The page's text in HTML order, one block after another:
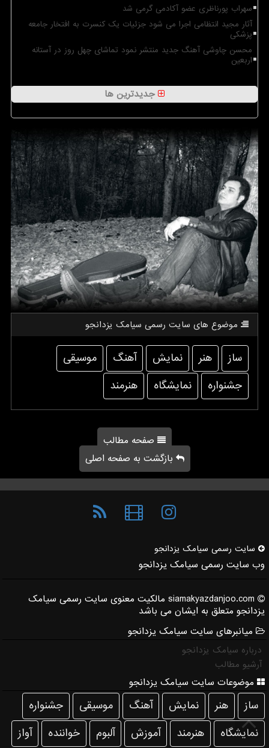
سهراب پورناظری عضو آکادمی گرمی شد
آثار مجید انتظامی اجرا می شود جزئیات یک کنسرت به افتخار جامعه
پزشکی
محسن چاوشی آهنگ جدید منتشر نمود تماشای چهل روز در آستانه
اربعین
جدیدترین ها
موضوع های سایت رسمی سیامك یزدانجو
ساز هنر نمایش آهنگ
موسیقی
جشنواره
نمایشگاه هنرمند
صفحه مطالب
بازگشت به صفحه اصلی
سایت رسمی سیامك یزدانجو
وب سایت رسمی سیامک یزدانجو
siamakyazdanjoo.com مالکیت معنوی سایت رسمی سیامک
یزدانجو متعلق به ایشان می باشد
میانبرهای سایت سیامک یزدانجو
درباره سیامک یزدانجو
آرشیو مطالب
موضوعات سایت سیامک یزدانجو
ساز هنر نمایش آهنگ موسیقی
جشنواره
نمایشگاه
هنرمند آموزش آلبوم خواننده آواز